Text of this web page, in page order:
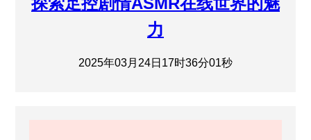
力
2025年03月24日17时36分01秒